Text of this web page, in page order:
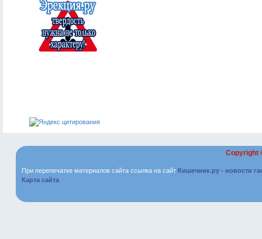
Copyright
При перепечатке материалов сайта ссылка на сайт Кишечник.ру - новости
Карта сайта